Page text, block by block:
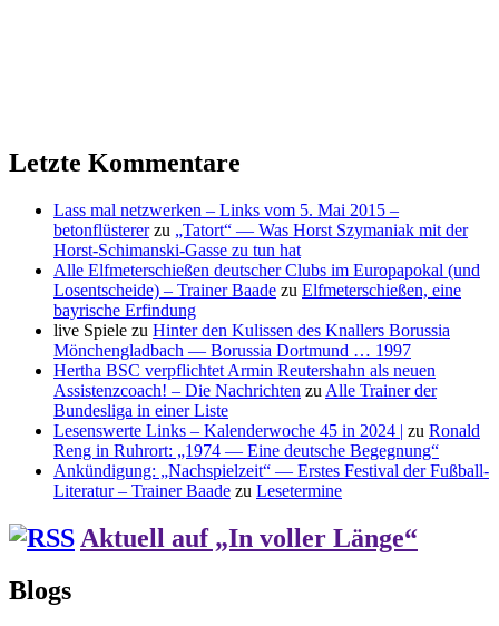
Letzte Kommentare
Lass mal netzwerken – Links vom 5. Mai 2015 –
betonflüstererzu „Tatort“ — Was Horst Szymaniak mit der
Horst-Schimanski-Gasse zu tun hat
Alle Elfmeterschießen deutscher Clubs im Europapokal (und
Losentscheide) – Trainer Baade zu Elfmeterschießen, eine
bayrische Erfindung
live Spiele zu Hinter den Kulissen des Knallers Borussia
Mönchengladbach — Borussia Dortmund … 1997
Hertha BSC verpflichtet Armin Reutershahn als neuen
Assistenzcoach! – Die Nachrichten zu Alle Trainer der
Bundesliga in einer Liste
Lesenswerte Links – Kalenderwoche 45 in 2024 | zu Ronald
Reng in Ruhrort: „1974 — Eine deutsche Begegnung“
Ankündigung: „Nachspielzeit“ — Erstes Festival der Fußball-
Literatur – Trainer Baade zu Lesetermine
Aktuell auf „In voller Länge“
Blogs